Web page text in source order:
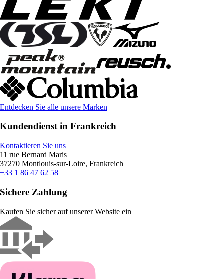
Entdecken Sie alle unsere Marken
Kundendienst in Frankreich
Kontaktieren Sie uns
11 rue Bernard Maris
37270 Montlouis-sur-Loire, Frankreich
+33 1 86 47 62 58
Sichere Zahlung
Kaufen Sie sicher auf unserer Website ein